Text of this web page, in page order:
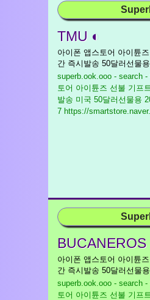
TMU ◐
아이폰 앱스토어 아이튠
간 즉시발송 50달러선물용
superb.ook.ooo - search
토어 아이튠즈 선불 기프
발송 미국 50달러선물용
7 https://
BUCANEROS
아이폰 앱스토어 아이튠
간 즉시발송 50달러선물용
superb.ook.ooo - search
토어 아이튠즈 선불 기프